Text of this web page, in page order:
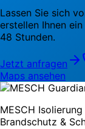
Lassen Sie sich
erstellen Ihnen
48 Stunden.
Jetzt anfragen
Maps ansehen
MESCH
Brandschutz &